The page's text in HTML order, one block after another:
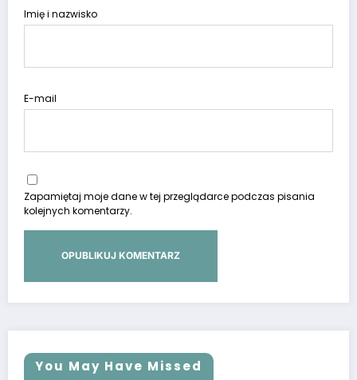
Imię i nazwisko
E-mail
Zapamiętaj moje dane w tej przeglądarce podczas pisania
kolejnych komentarzy.
You May Have Missed